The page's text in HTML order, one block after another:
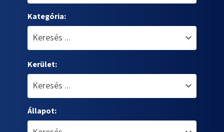
Kategória:
Kerület:
Állapot: